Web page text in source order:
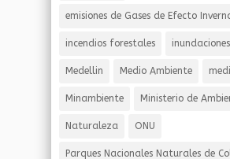
emisiones de Gases de Efecto
incendios forestales inundaciones
Medellin Medio Ambiente
Minambiente Ministerio de
Naturaleza ONU
Parques Nacionales Naturales de